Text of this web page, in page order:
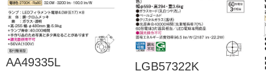
AA49335L
LGB57322K